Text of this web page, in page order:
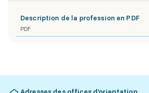
Description de la profession en PDF
PDF